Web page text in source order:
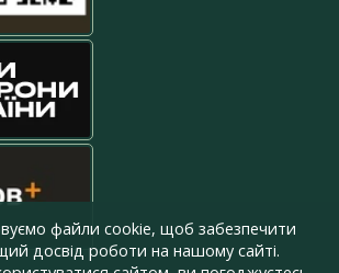
файли cookie, щоб забезпечити
досвід роботи на нашому сайті.